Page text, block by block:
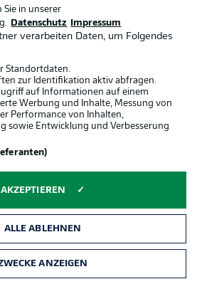
Gruppe GmbH
Modus
in unserer
Datenschutz Impressum
verarbeiten Daten, um Folgendes
Standortdaten.
zur Identifikation aktiv abfragen.
auf Informationen auf einem
Werbung und Inhalte, Messung von
Performance von Inhalten,
sowie Entwicklung und Verbesserung
AKZEPTIEREN
ALLE ABLEHNEN
ANZEIGEN